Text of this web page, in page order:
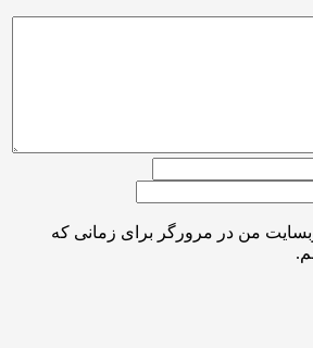
من در مرورگر برای زمانی که